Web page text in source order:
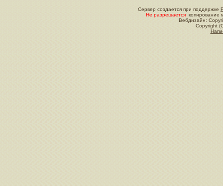
Сервер создается при поддержке
Не разрешается копирование
Вебдизайн:
Copyright